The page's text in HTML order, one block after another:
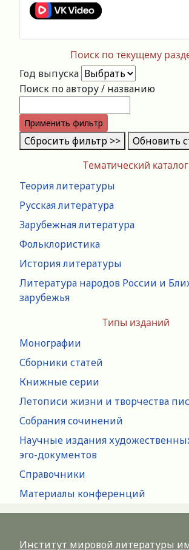
Тематический каталог
Теория литературы
Русская литература
Зарубежная литература
Фольклористика
История литературы
Литература народов России и
зарубежья
Типы изданий
Монографии
Сборники статей
Книжные серии
Летописи жизни и творчества
Собрания сочинений
Научные издания
эго-документов
Справочники
Материалы конференций
Поиск по текущему
Год выпуска
Поиск по автору / названию
Применить фильтр
Сбросить фильтр >> Обновить
Институт мировой литературы